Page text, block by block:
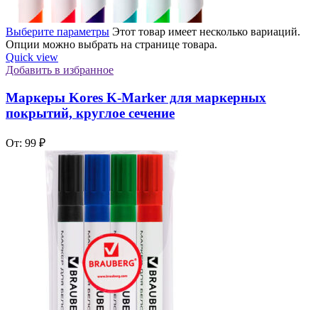
Выберите параметры Этот товар имеет несколько вариаций.
Опции можно выбрать на странице товара.
Quick view
Добавить в избранное
Маркеры Kores K-Marker для маркерных
покрытий, круглое сечение
От: 99 ₽